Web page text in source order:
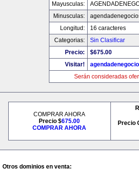
Mayusculas:
Minusculas:
Longitud:
16 caracteres
Categorias:
Sin Clasificar
Precio:
$675.00
Visitar!
Serán consideradas
COMPRAR AHORA
Precio $675.00
COMPRAR AHORA
Precio
Otros dominios en venta: